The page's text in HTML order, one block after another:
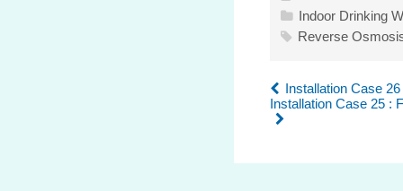
Indoor Drinking
Reverse
Installation Case
Installation Case 25 :